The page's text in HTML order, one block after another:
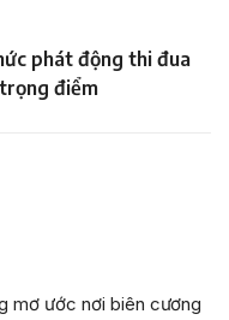
phát động thi đua
điểm
mơ ước nơi biên cương